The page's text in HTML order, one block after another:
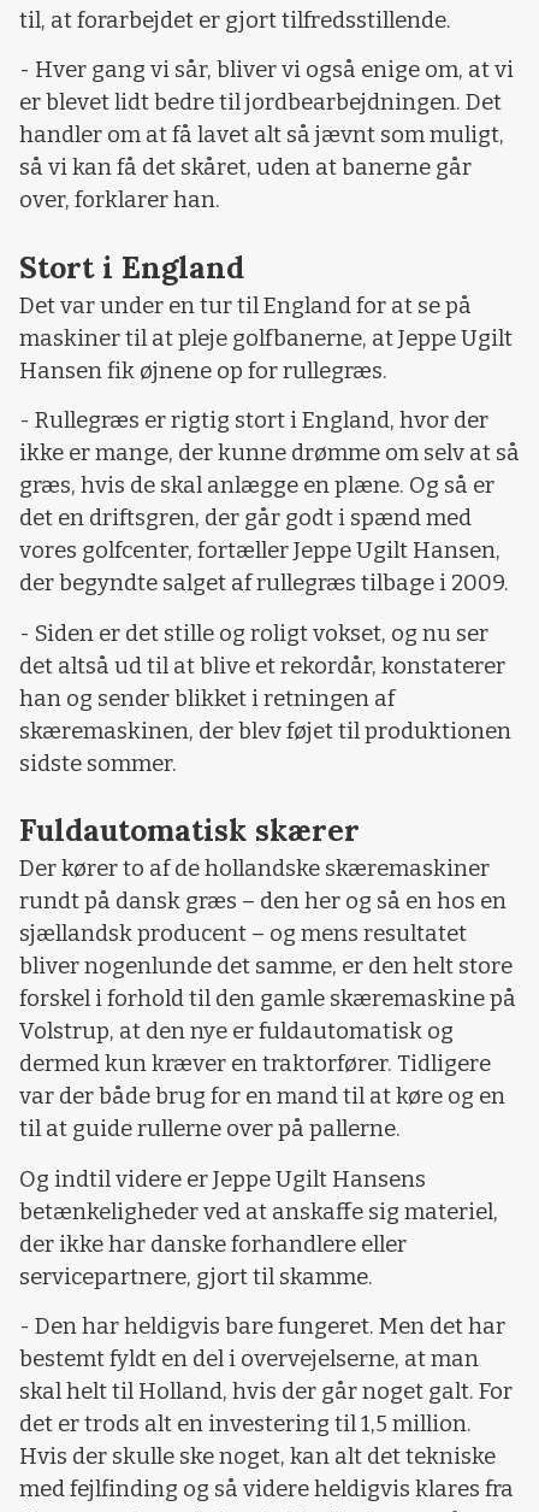
til, at forarbejdet er gjort tilfredsstillende.
- Hver gang vi sår, bliver vi også enige om, at vi
er blevet lidt bedre til jordbearbejdningen. Det
handler om at få lavet alt så jævnt som muligt,
så vi kan få det skåret, uden at banerne går
over, forklarer han.
Stort i England
Det var under en tur til England for at se på
maskiner til at pleje golfbanerne, at Jeppe Ugilt
Hansen fik øjnene op for rullegræs.
- Rullegræs er rigtig stort i England, hvor der
ikke er mange, der kunne drømme om selv at så
græs, hvis de skal anlægge en plæne. Og så er
det en driftsgren, der går godt i spænd med
vores golfcenter, fortæller Jeppe Ugilt Hansen,
der begyndte salget af rullegræs tilbage i 2009.
- Siden er det stille og roligt vokset, og nu ser
det altså ud til at blive et rekordår, konstaterer
han og sender blikket i retningen af
skæremaskinen, der blev føjet til produktionen
sidste sommer.
Fuldautomatisk skærer
Der kører to af de hollandske skæremaskiner
rundt på dansk græs – den her og så en hos en
sjællandsk producent – og mens resultatet
bliver nogenlunde det samme, er den helt store
forskel i forhold til den gamle skæremaskine på
Volstrup, at den nye er fuldautomatisk og
dermed kun kræver en traktorfører. Tidligere
var der både brug for en mand til at køre og en
til at guide rullerne over på pallerne.
Og indtil videre er Jeppe Ugilt Hansens
betænkeligheder ved at anskaffe sig materiel,
der ikke har danske forhandlere eller
servicepartnere, gjort til skamme.
- Den har heldigvis bare fungeret. Men det har
bestemt fyldt en del i overvejelserne, at man
skal helt til Holland, hvis der går noget galt. For
det er trods alt en investering til 1,5 million.
Hvis der skulle ske noget, kan alt det tekniske
med fejlfinding og så videre heldigvis klares fra